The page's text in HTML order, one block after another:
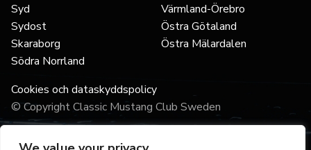
Syd
Sydost
Skaraborg
Södra Norrland
Värmland-Örebro
Östra Götaland
Östra Mälardalen
Cookies och dataskyddspolicy
© Copyright Classic Mustang Club Sweden